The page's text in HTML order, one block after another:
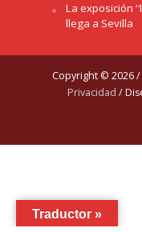
La exposición
llega a Sevilla
Copyright © 2026 /
Privacidad /
Traductor »